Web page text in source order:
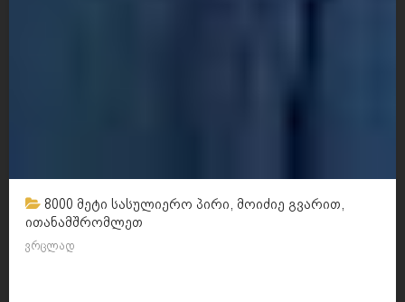
8000 მეტი სასულიერო პირი, მოიძიე გვარით,
ითანამშრომლეთ
ვრცლად